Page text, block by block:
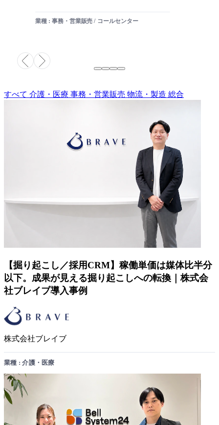
業種 : 事務・営業販売 / コールセンター
すべて 介護・医療 事務・営業販売 物流・製造 総合
【掘り起こし／採用CRM】稼働単価は媒体比半分
以下。成果が見える掘り起こしへの転換｜株式会
社ブレイブ導入事例
株式会社ブレイブ
業種 : 介護・医療